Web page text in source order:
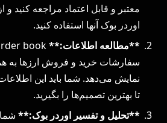
معتبر و قابل اعتماد مراجعه کنید
اوردر بوک آنها استفاده کنید.
**مطالعه اطلاعات:**
سفارشات خرید و فروش ارزها به
نمایش می‌دهد. شما باید این
تا بهترین تصمیم‌ها را بگیرید.
**تحلیل و تفسیر اوردر بوک:** شما